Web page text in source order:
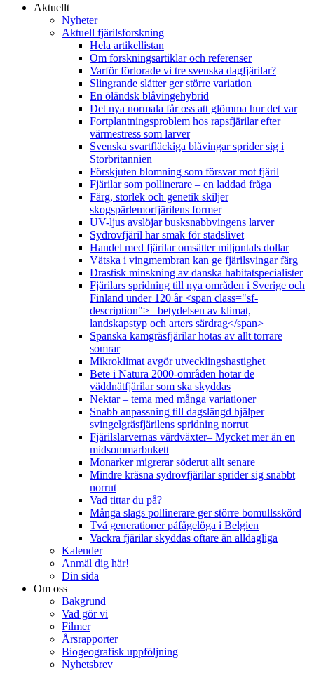
Aktuellt
Nyheter
Aktuell fjärilsforskning
Hela artikellistan
Om forskningsartiklar och referenser
Varför förlorade vi tre svenska dagfjärilar?
Slingrande slåtter ger större variation
En öländsk blåvingehybrid
Det nya normala får oss att glömma hur det var
Fortplantningsproblem hos rapsfjärilar efter
värmestress som larver
Svenska svartfläckiga blåvingar sprider sig i
Storbritannien
Förskjuten blomning som försvar mot fjäril
Fjärilar som pollinerare – en laddad fråga
Färg, storlek och genetik skiljer
skogspärlemorfjärilens former
UV-ljus avslöjar busksnabbvingens larver
Sydrovfjäril har smak för stadslivet
Handel med fjärilar omsätter miljontals dollar
Vätska i vingmembran kan ge fjärilsvingar färg
Drastisk minskning av danska habitatspecialister
Fjärilars spridning till nya områden i Sverige och
Finland under 120 år <span class="sf-
description">– betydelsen av klimat,
landskapstyp och arters särdrag</span>
Spanska kamgräsfjärilar hotas av allt torrare
somrar
Mikroklimat avgör utvecklingshastighet
Bete i Natura 2000-områden hotar de
väddnätfjärilar som ska skyddas
Nektar – tema med många variationer
Snabb anpassning till dagslängd hjälper
svingelgräsfjärilens spridning norrut
Fjärilslarvernas värdväxter– Mycket mer än en
midsommarbukett
Monarker migrerar söderut allt senare
Mindre kräsna sydrovfjärilar sprider sig snabbt
norrut
Vad tittar du på?
Många slags pollinerare ger större bomullsskörd
Två generationer påfågelöga i Belgien
Vackra fjärilar skyddas oftare än alldagliga
Kalender
Anmäl dig här!
Din sida
Om oss
Bakgrund
Vad gör vi
Filmer
Årsrapporter
Biogeografisk uppföljning
Nyhetsbrev